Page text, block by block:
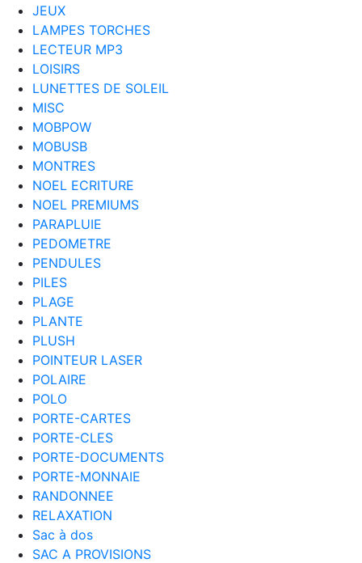
JEUX
LAMPES TORCHES
LECTEUR MP3
LOISIRS
LUNETTES DE SOLEIL
MISC
MOBPOW
MOBUSB
MONTRES
NOEL ECRITURE
NOEL PREMIUMS
PARAPLUIE
PEDOMETRE
PENDULES
PILES
PLAGE
PLANTE
PLUSH
POINTEUR LASER
POLAIRE
POLO
PORTE-CARTES
PORTE-CLES
PORTE-DOCUMENTS
PORTE-MONNAIE
RANDONNEE
RELAXATION
Sac à dos
SAC A PROVISIONS